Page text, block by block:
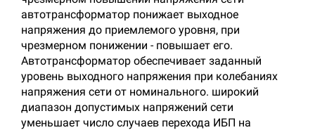
автотрансформатор понижает выходное
напряжения до приемлемого уровня, при
чрезмерном понижении - повышает его.
Автотрансформатор обеспечивает заданный
уровень выходного напряжения при колебаниях
напряжения сети от номинального. широкий
диапазон допустимых напряжений сети
уменьшает число случаев перехода ИБП на